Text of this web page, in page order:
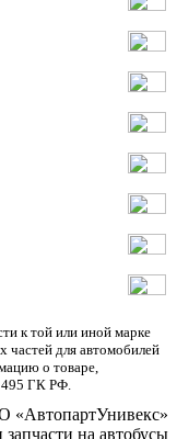
к той или иной марке
частей для автомобилей
о товаре,
495 ГК РФ.
«АвтопартУнивекс»
запчасти на автобусы